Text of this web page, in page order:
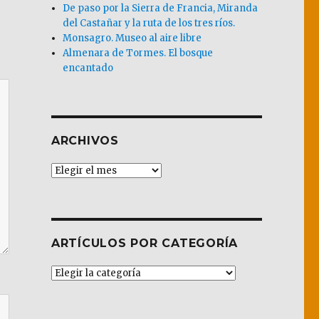
De paso por la Sierra de Francia, Miranda
del Castañar y la ruta de los tres ríos.
Monsagro. Museo al aire libre
Almenara de Tormes. El bosque
encantado
ARCHIVOS
Archivos
ARTÍCULOS POR CATEGORÍA
Artículos